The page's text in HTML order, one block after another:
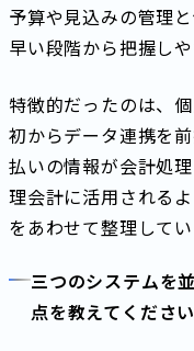
予算や見込みの管理
早い段階から把握しや
特徴的だったのは、
初からデータ連携を
払いの情報が会計処
理会計に活用される
をあわせて整理してい
三つのシステムを
点を教えてください